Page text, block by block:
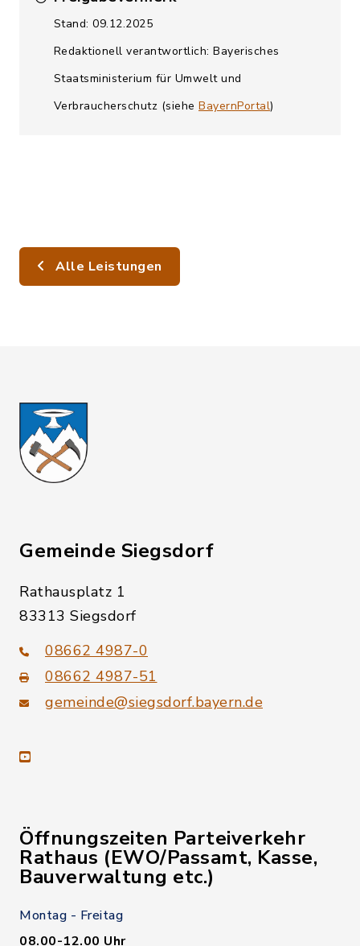
Stand: 09.12.2025
Redaktionell verantwortlich: Bayerisches
Staatsministerium für Umwelt und
Verbraucherschutz (siehe BayernPortal)
Alle Leistungen
Gemeinde Siegsdorf
Rathausplatz 1
83313 Siegsdorf
08662 4987-0
08662 4987-51
gemeinde@siegsdorf.bayern.de
youtube
Öffnungszeiten Parteiverkehr
Rathaus (EWO/Passamt, Kasse,
Bauverwaltung etc.)
Montag - Freitag
08.00-12.00 Uhr